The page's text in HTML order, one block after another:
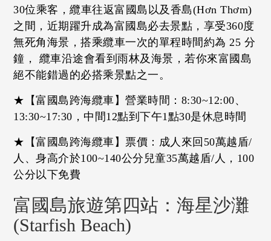
30位乘客，纜車往返富國島以及香島(Hơn Thơm)
之間，近期躍升成為富國島必去景點，享受360度
無死角海景，搭乘纜車一次的單程時間約為 25 分
鐘， 纜車沿途會看到雨林及海景，若你來富國島
絕不能錯過的必搭乘景點之一。
★【富國島跨海纜車】營業時間：8:30~12:00、
13:30~17:30，中間12點到下午1點30是休息時間
★【富國島跨海纜車】票價：成人來回50萬越盾/
人、身高介於100~140公分兒童35萬越盾/人，100
公分以下免費
富國島旅遊第四站：海星沙灘
(Starfish Beach)